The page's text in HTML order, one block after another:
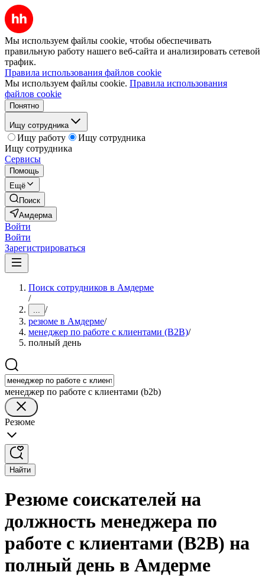
Мы используем файлы cookie, чтобы обеспечивать
правильную работу нашего веб-сайта и анализировать сетевой
трафик.
Правила использования файлов cookie
Мы используем файлы cookie. Правила использования
файлов cookie
Понятно
Ищу сотрудника
Ищу работу
Ищу сотрудника
Ищу сотрудника
Сервисы
Помощь
Ещё
Поиск
Амдерма
Войти
Войти
Зарегистрироваться
Поиск сотрудников в Амдерме
/
... /
резюме в Амдерме/
менеджер по работе с клиентами (B2B)/
полный день
менеджер по работе с клиентами (b2b)
Резюме
Найти
Резюме соискателей на
должность менеджера по
работе с клиентами (B2B) на
полный день в Амдерме